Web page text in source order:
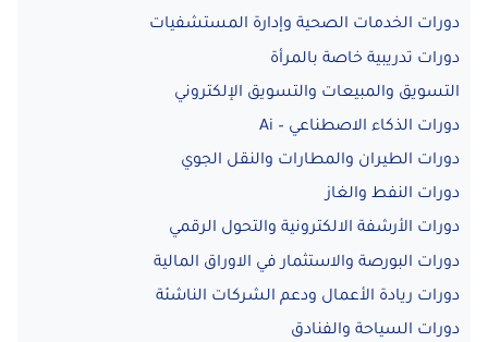
دورات الخدمات الصحية وإدارة المستشفيات
دورات تدريبية خاصة بالمرأة
التسويق والمبيعات والتسويق الإلكتروني
دورات الذكاء الاصطناعي – Ai
دورات الطيران والمطارات والنقل الجوي
دورات النفط والغاز
دورات الأرشفة الالكترونية والتحول الرقمي
دورات البورصة والاستثمار في الاوراق المالية
دورات ريادة الأعمال ودعم الشركات الناشئة
دورات السياحة والفنادق